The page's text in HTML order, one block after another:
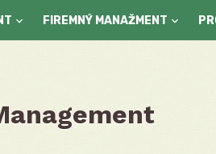
FIREMNÝ MANAŽMENT